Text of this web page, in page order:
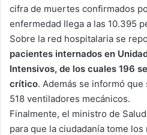
cifra de muertes confirmados
enfermedad llega a las 10.395
Sobre la red hospitalaria se
pacientes internados en
Intensivos, de los cuales 196
crítico. Además se informó
518 ventiladores mecánicos.
Finalmente, el ministro de
para que la ciudadanía tome